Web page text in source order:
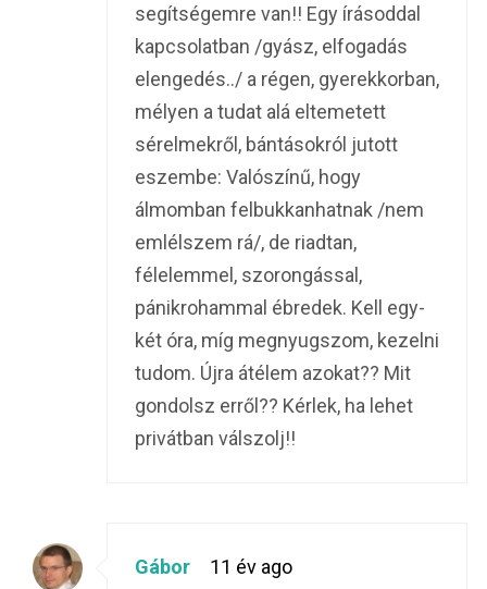
segítségemre van!! Egy írásoddal
kapcsolatban /gyász, elfogadás
elengedés../ a régen, gyerekkorban,
mélyen a tudat alá eltemetett
sérelmekről, bántásokról jutott
eszembe: Valószínű, hogy
álmomban felbukkanhatnak /nem
emlélszem rá/, de riadtan,
félelemmel, szorongással,
pánikrohammal ébredek. Kell egy-
két óra, míg megnyugszom, kezelni
tudom. Újra átélem azokat?? Mit
gondolsz erről?? Kérlek, ha lehet
privátban válszolj!!
Gábor 11 év ago